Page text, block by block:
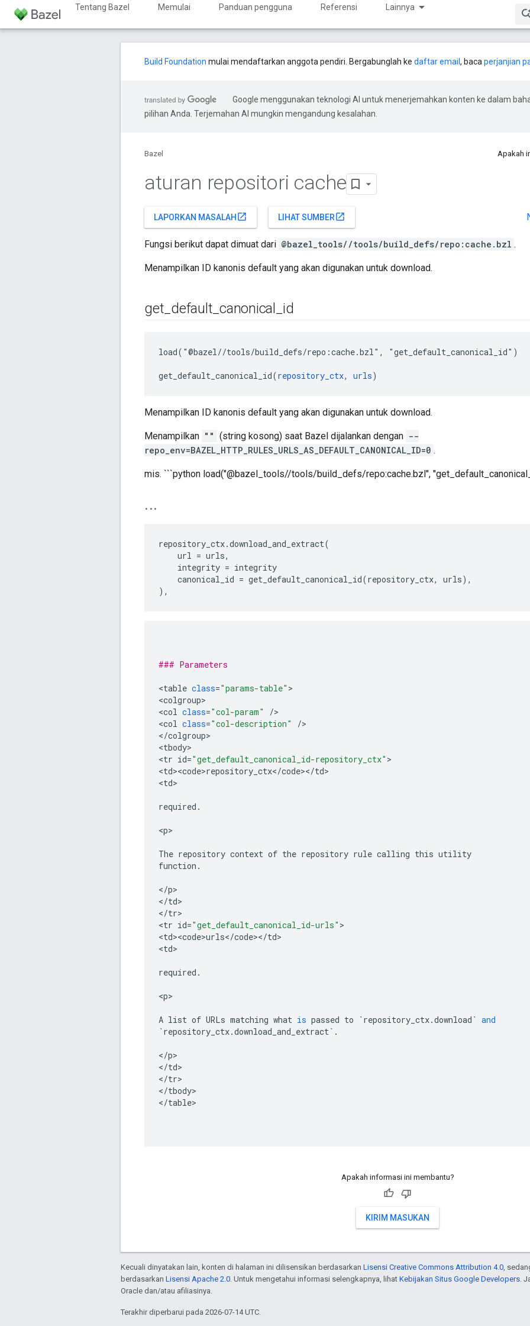
Tentang Bazel Memulai Panduan pengguna Referensi Lainnya
Build Foundation mulai mendaftarkan anggota pendiri. Bergabunglah ke daftar email , baca perjanjian
Google menggunakan teknologi AI untuk menerjemahkan konten ke dalam
pilihan Anda. Terjemahan AI mungkin mengandung kesalahan.
Bazel Apakah
aturan repositori cache
LAPORKAN MASALAH open_in_new LIHAT SUMBER open_in_new
Fungsi berikut dapat dimuat dari @bazel_tools//tools/build_defs/repo:cache.bzl .
Menampilkan ID kanonis default yang akan digunakan untuk download.
get default _canonical id
load("@bazel//tools/build_defs/repo:cache.bzl", "get_default_canonical_id")
get_default_canonical_id(repository_ctx, urls
Menampilkan ID kanonis default yang akan digunakan untuk download.
Menampilkan "" (string kosong) saat Bazel dijalankan dengan --
repo_env=BAZEL_HTTP_RULES_URLS_AS_DEFAULT_CANONICAL_ID=0 .
mis. ```python load("@bazel_tools//tools/build_defs/repo:cache.bzl",
...
repository_ctx.download_and_extract(
url = urls,
integrity = integrity
canonical_id = get_default_canonical_id(repository_ctx, urls),
),
### Parameters
<table class="params-table" >
<colgroup>
<col class="col-param" />
<col class="col-description" />
</colgroup>
<tbody>
<tr id="get_default_canonical_id-repository_ctx" >
<td><code>repository_ctx</code></td>
<td>
required .
<p>
The repository context of the repository rule calling this utility
function .
</p>
</td>
</tr>
<tr id="get_default_canonical_id-urls" >
<td><code>urls</code></td>
<td>
required .
<p>
A list of URLs matching what is passed to `repository_ctx.download ` and
`repository_ctx.download_and_extract` .
</p>
</td>
</tr>
</tbody>
</table>
Apakah informasi ini membantu?
KIRIM MASUKAN
Kecuali dinyatakan lain, konten di halaman ini dilisensikan berdasarkan Lisensi Creative Commons Attribution 4.0,
berdasarkan Lisensi Apache 2.0. Untuk mengetahui informasi selengkapnya, lihat Kebijakan Situs Google Developers.
Oracle dan/atau afiliasinya.
Terakhir diperbarui pada 2026-07-14 UTC.